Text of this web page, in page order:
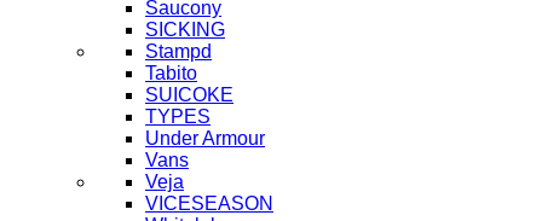
Saucony
SICKING
Stampd
Tabito
SUICOKE
TYPES
Under Armour
Vans
Veja
VICESEASON